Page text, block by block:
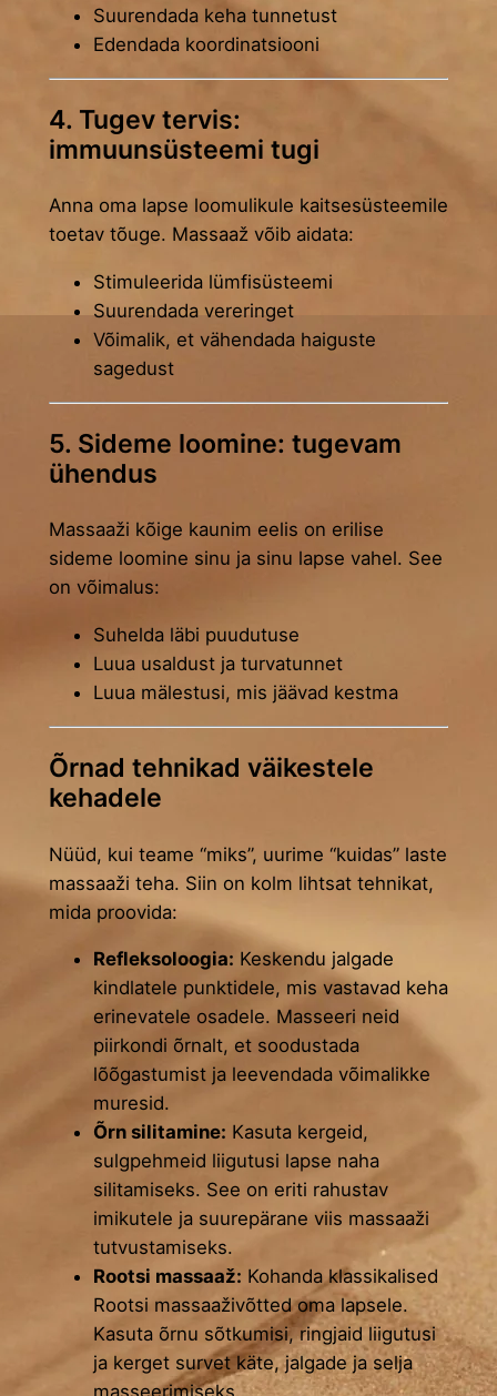
Suurendada keha tunnetust
Edendada koordinatsiooni
4. Tugev tervis:
immuunsüsteemi tugi
Anna oma lapse loomulikule kaitsesüsteemile
toetav tõuge. Massaaž võib aidata:
Stimuleerida lümfisüsteemi
Suurendada vereringet
Võimalik, et vähendada haiguste
sagedust
5. Sideme loomine: tugevam
ühendus
Massaaži kõige kaunim eelis on erilise
sideme loomine sinu ja sinu lapse vahel. See
on võimalus:
Suhelda läbi puudutuse
Luua usaldust ja turvatunnet
Luua mälestusi, mis jäävad kestma
Õrnad tehnikad väikestele
kehadele
Nüüd, kui teame “miks”, uurime “kuidas” laste
massaaži teha. Siin on kolm lihtsat tehnikat,
mida proovida:
Refleksoloogia: Keskendu jalgade
kindlatele punktidele, mis vastavad keha
erinevatele osadele. Masseeri neid
piirkondi õrnalt, et soodustada
lõõgastumist ja leevendada võimalikke
muresid.
Õrn silitamine: Kasuta kergeid,
sulgpehmeid liigutusi lapse naha
silitamiseks. See on eriti rahustav
imikutele ja suurepärane viis massaaži
tutvustamiseks.
Rootsi massaaž: Kohanda klassikalised
Rootsi massaaživõtted oma lapsele.
Kasuta õrnu sõtkumisi, ringjaid liigutusi
ja kerget survet käte, jalgade ja selja